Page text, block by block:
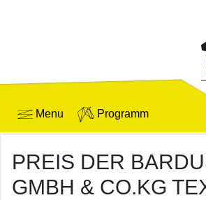
Menu Programm
PREIS DER
GMBH & CO.KG